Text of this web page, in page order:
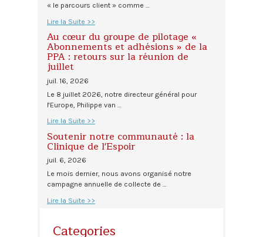
« le parcours client » comme …
Lire la Suite >>
Au cœur du groupe de pilotage «
Abonnements et adhésions » de la
PPA : retours sur la réunion de
juillet
juil. 16, 2026
Le 8 juillet 2026, notre directeur général pour
l'Europe, Philippe van …
Lire la Suite >>
Soutenir notre communauté : la
Clinique de l'Espoir
juil. 6, 2026
Le mois dernier, nous avons organisé notre
campagne annuelle de collecte de …
Lire la Suite >>
Categories